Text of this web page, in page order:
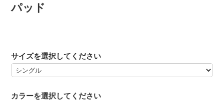
パッド
カラーを選択してください
サイズを選択してください